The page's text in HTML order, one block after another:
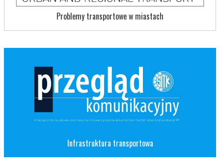
Problemy transportowe w miastach
Infrastruktura transportowa